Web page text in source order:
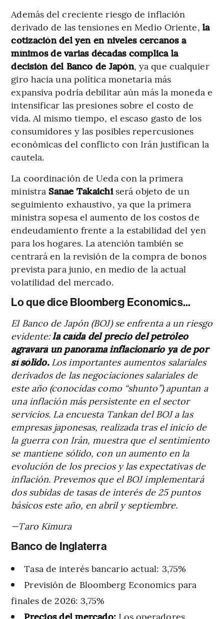
Además del creciente riesgo de inflación
derivado de las tensiones en Medio Oriente, la
cotización del yen en niveles cercanos a
mínimos de varias décadas complica la
decisión del Banco de Japón, ya que cualquier
giro hacia una política monetaria más
expansiva podría debilitar aún más la moneda e
intensificar las presiones sobre el costo de
vida. Al mismo tiempo, el escaso gasto de los
consumidores y las posibles repercusiones
económicas del conflicto con Irán justifican la
cautela.
La coordinación de Ueda con la primera
ministra Sanae Takaichiserá objeto de un
seguimiento exhaustivo, ya que la primera
ministra sopesa el aumento de los costos de
endeudamiento frente a la estabilidad del yen
para los hogares. La atención también se
centrará en la revisión de la compra de bonos
prevista para junio, en medio de la actual
volatilidad del mercado.
Lo que dice Bloomberg Economics...
El Banco de Japón (BOJ) se enfrenta a un riesgo
evidente:la caída del precio del petróleo
agravará un panorama inflacionario ya de por
sí sólido. Los importantes aumentos salariales
derivados de las negociaciones salariales de
este año (conocidas como “shunto”) apuntan a
una inflación más persistente en el sector
servicios. La encuesta Tankan del BOJ a las
empresas japonesas, realizada tras el inicio de
la guerra con Irán, muestra que el sentimiento
se mantiene sólido, con un aumento en la
evolución de los precios y las expectativas de
inflación. Prevemos que el BOJ implementará
dos subidas de tasas de interés de 25 puntos
básicos este año, en abril y septiembre.
—Taro Kimura
Banco de Inglaterra
Tasa de interés bancario actual: 3,75%
Previsión de Bloomberg Economics para
finales de 2026: 3,75%
Precios del mercado: Los operadores